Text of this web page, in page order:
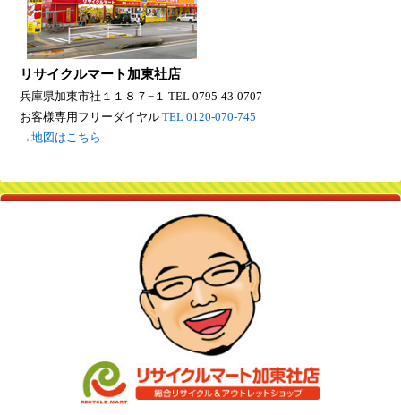
リサイクルマート加東社店
兵庫県加東市社１１８７−１ TEL 0795-43-0707
お客様専用フリーダイヤル TEL 0120-070-745
→地図はこちら